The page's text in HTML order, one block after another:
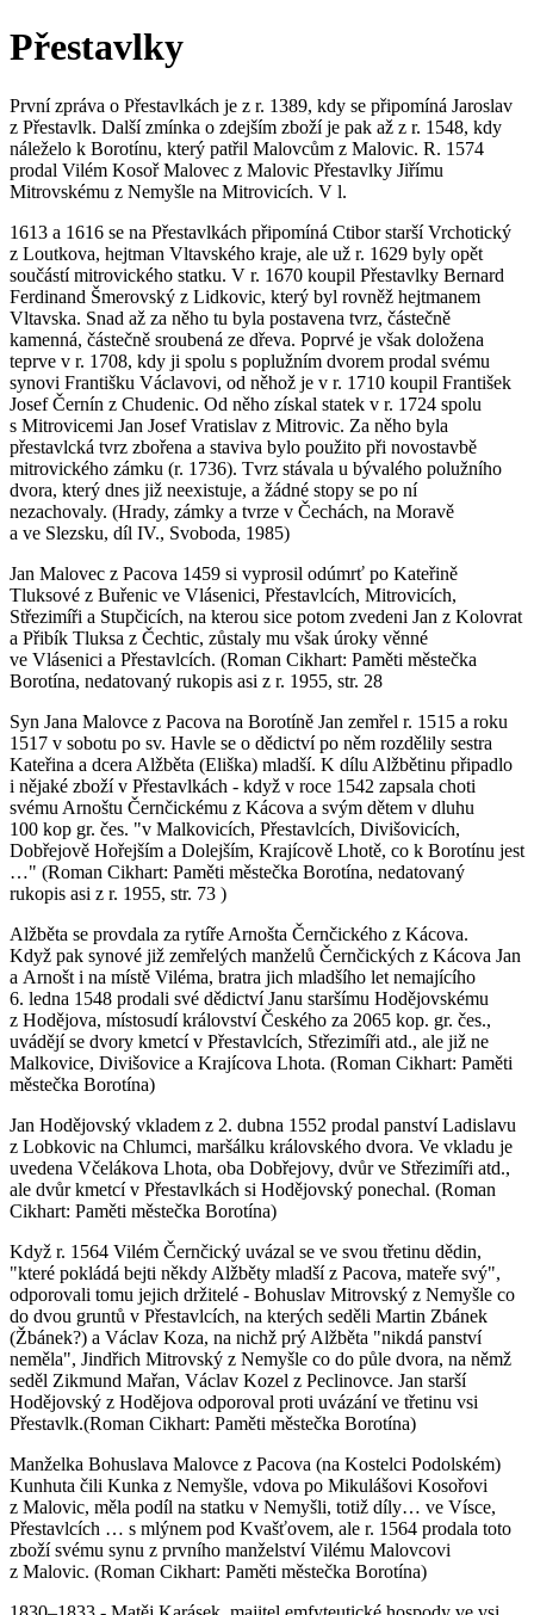
Přestavlky
První zpráva o Přestavlkách je z r. 1389, kdy se připomíná Jaroslav
z Přestavlk. Další zmínka o zdejším zboží je pak až z r. 1548, kdy
náleželo k Borotínu, který patřil Malovcům z Malovic. R. 1574
prodal Vilém Kosoř Malovec z Malovic Přestavlky Jiřímu
Mitrovskému z Nemyšle na Mitrovicích. V l.
1613 a 1616 se na Přestavlkách připomíná Ctibor starší Vrchotický
z Loutkova, hejtman Vltavského kraje, ale už r. 1629 byly opět
součástí mitrovického statku. V r. 1670 koupil Přestavlky Bernard
Ferdinand Šmerovský z Lidkovic, který byl rovněž hejtmanem
Vltavska. Snad až za něho tu byla postavena tvrz, částečně
kamenná, částečně sroubená ze dřeva. Poprvé je však doložena
teprve v r. 1708, kdy ji spolu s poplužním dvorem prodal svému
synovi Františku Václavovi, od něhož je v r. 1710 koupil František
Josef Černín z Chudenic. Od něho získal statek v r. 1724 spolu
s Mitrovicemi Jan Josef Vratislav z Mitrovic. Za něho byla
přestavlcká tvrz zbořena a staviva bylo použito při novostavbě
mitrovického zámku (r. 1736). Tvrz stávala u bývalého polužního
dvora, který dnes již neexistuje, a žádné stopy se po ní
nezachovaly. (Hrady, zámky a tvrze v Čechách, na Moravě
a ve Slezsku, díl IV., Svoboda, 1985)
Jan Malovec z Pacova 1459 si vyprosil odúmrť po Kateřině
Tluksové z Buřenic ve Vlásenici, Přestavlcích, Mitrovicích,
Střezimíři a Stupčicích, na kterou sice potom zvedeni Jan z Kolovrat
a Přibík Tluksa z Čechtic, zůstaly mu však úroky věnné
ve Vlásenici a Přestavlcích. (Roman Cikhart: Paměti městečka
Borotína, nedatovaný rukopis asi z r. 1955, str. 28
Syn Jana Malovce z Pacova na Borotíně Jan zemřel r. 1515 a roku
1517 v sobotu po sv. Havle se o dědictví po něm rozdělily sestra
Kateřina a dcera Alžběta (Eliška) mladší. K dílu Alžbětinu připadlo
i nějaké zboží v Přestavlkách - když v roce 1542 zapsala choti
svému Arnoštu Černčickému z Kácova a svým dětem v dluhu
100 kop gr. čes. "v Malkovicích, Přestavlcích, Divišovicích,
Dobřejově Hořejším a Dolejším, Krajícově Lhotě, co k Borotínu jest
…" (Roman Cikhart: Paměti městečka Borotína, nedatovaný
rukopis asi z r. 1955, str. 73 )
Alžběta se provdala za rytíře Arnošta Černčického z Kácova.
Když pak synové již zemřelých manželů Černčických z Kácova Jan
a Arnošt i na místě Viléma, bratra jich mladšího let nemajícího
6. ledna 1548 prodali své dědictví Janu staršímu Hodějovskému
z Hodějova, místosudí království Českého za 2065 kop. gr. čes.,
uvádějí se dvory kmetcí v Přestavlcích, Střezimíři atd., ale již ne
Malkovice, Divišovice a Krajícova Lhota. (Roman Cikhart: Paměti
městečka Borotína)
Jan Hodějovský vkladem z 2. dubna 1552 prodal panství Ladislavu
z Lobkovic na Chlumci, maršálku královského dvora. Ve vkladu je
uvedena Včelákova Lhota, oba Dobřejovy, dvůr ve Střezimíři atd.,
ale dvůr kmetcí v Přestavlkách si Hodějovský ponechal. (Roman
Cikhart: Paměti městečka Borotína)
Když r. 1564 Vilém Černčický uvázal se ve svou třetinu dědin,
"které pokládá bejti někdy Alžběty mladší z Pacova, mateře svý",
odporovali tomu jejich držitelé - Bohuslav Mitrovský z Nemyšle co
do dvou gruntů v Přestavlcích, na kterých seděli Martin Zbánek
(Žbánek?) a Václav Koza, na nichž prý Alžběta "nikdá panství
neměla", Jindřich Mitrovský z Nemyšle co do půle dvora, na němž
seděl Zikmund Mařan, Václav Kozel z Peclinovce. Jan starší
Hodějovský z Hodějova odporoval proti uvázání ve třetinu vsi
Přestavlk.(Roman Cikhart: Paměti městečka Borotína)
Manželka Bohuslava Malovce z Pacova (na Kostelci Podolském)
Kunhuta čili Kunka z Nemyšle, vdova po Mikulášovi Kosořovi
z Malovic, měla podíl na statku v Nemyšli, totiž díly… ve Vísce,
Přestavlcích … s mlýnem pod Kvašťovem, ale r. 1564 prodala toto
zboží svému synu z prvního manželství Vilému Malovcovi
z Malovic. (Roman Cikhart: Paměti městečka Borotína)